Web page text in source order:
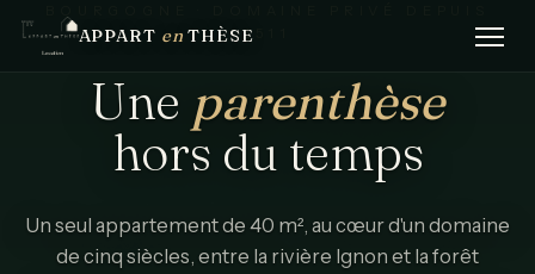
APPART en THÈSE1511
Une parenthèse
hors du temps
Un seul appartement de 40 m², au cœur d'un domaine
de cinq siècles, entre la rivière Ignon et la forêt